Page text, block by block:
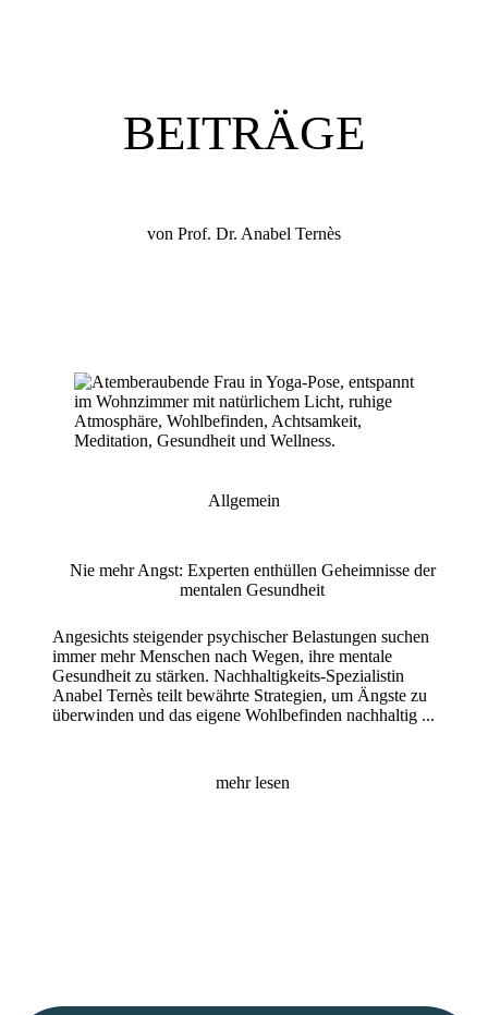
BEITRÄGE
von Prof. Dr. Anabel Ternès
Nie mehr Angst: Experten enthüllen Geheimnisse der
mentalen Gesundheit
Angesichts steigender psychischer Belastungen suchen
immer mehr Menschen nach Wegen, ihre mentale
Gesundheit zu stärken. Nachhaltigkeits-Spezialistin
Anabel Ternès teilt bewährte Strategien, um Ängste zu
überwinden und das eigene Wohlbefinden nachhaltig ...
mehr lesen
Allgemein